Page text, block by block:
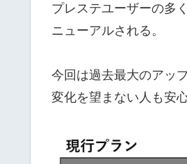
プレステユーザーの多
ニューアルされる。
今回は過去最大のアッ
変化を望まない人も安心